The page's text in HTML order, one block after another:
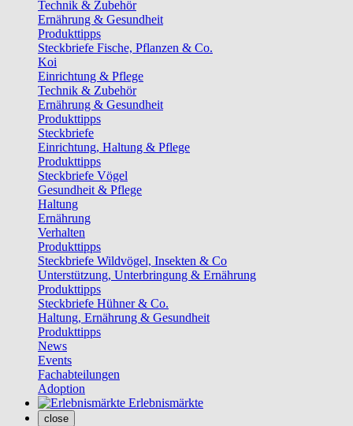
Technik & Zubehör
Ernährung & Gesundheit
Produkttipps
Steckbriefe Fische, Pflanzen & Co.
Koi
Einrichtung & Pflege
Technik & Zubehör
Ernährung & Gesundheit
Produkttipps
Steckbriefe
Einrichtung, Haltung & Pflege
Produkttipps
Steckbriefe Vögel
Gesundheit & Pflege
Haltung
Ernährung
Verhalten
Produkttipps
Steckbriefe Wildvögel, Insekten & Co
Unterstützung, Unterbringung & Ernährung
Produkttipps
Steckbriefe Hühner & Co.
Haltung, Ernährung & Gesundheit
Produkttipps
News
Events
Fachabteilungen
Adoption
Erlebnismärkte
close